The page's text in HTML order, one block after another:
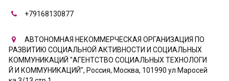
+79168130877
АВТОНОМНАЯ НЕКОММЕРЧЕСКАЯ ОРГАНИЗАЦИЯ ПО
РАЗВИТИЮ СОЦИАЛЬНОЙ АКТИВНОСТИ И СОЦИАЛЬНЫХ
КОММУНИКАЦИЙ "АГЕНТСТВО СОЦИАЛЬНЫХ ТЕХНОЛОГИ
Й И КОММУНИКАЦИЙ", Россия, Москва, 101990 ул Маросей